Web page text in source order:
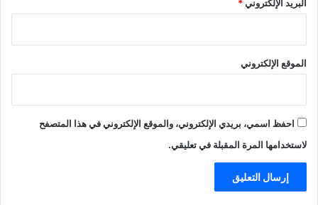
البريد الإلكتروني*
الموقع الإلكتروني
احفظ اسمي، بريدي الإلكتروني، والموقع الإلكتروني في هذا المتصفح
لاستخدامها المرة المقبلة في تعليقي.